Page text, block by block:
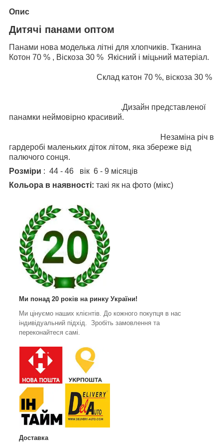
Опис
Дитячі панами оптом
Панами нова моделька літні для хлопчиків. Тканина
Котон 70 % , Віскоза 30 % Якісний і міцьний матеріал.
Склад катон 70 %, віскоза 30 %
.Дизайн представленої
панамки неймовірно красивий.
Незаміна річ в
гардеробі маленьких діток літом, яка збереже від
палючого сонця.
Розміри : 44 - 46 вік 6 - 9 місяців
Кольора в наявності: такі як на фото (мікс)
Ми понад 20 років на ринку України!
Ми цінуємо наших клієнтів. До кожного покупця в нас
індивідуальний підхід. Зробіть замовлення та
переконайтеся самі.
Доставка